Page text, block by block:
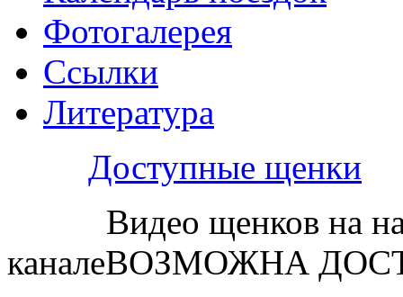
Фотогалерея
Ссылки
Литература
Доступные щенки
Видео щенков на
каналеВОЗМОЖНА